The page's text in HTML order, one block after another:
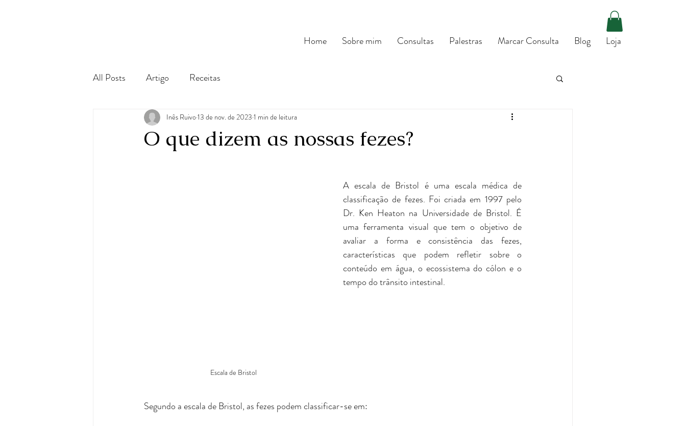
Home Sobre mim Consultas Palestras Marcar Consulta Blog Loja
All Posts Artigo Receitas
O que dizem as nossas fezes?
Inês Ruivo13 de nov. de 2023 1 min de leitura
Escala de Bristol
A escala de Bristol é uma escala médica de
classificação de fezes. Foi criada em 1997 pelo
Dr. Ken Heaton na Universidade de Bristol. É
uma ferramenta visual que tem o objetivo de
avaliar a forma e consistência das fezes,
características que podem refletir sobre o
conteúdo em água, o ecossistema do cólon e o
tempo do trânsito intestinal.
Segundo a escala de Bristol, as fezes podem classificar-se em: